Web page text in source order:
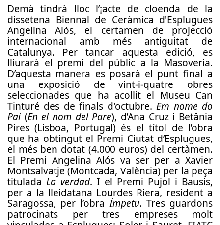
Demà tindrà lloc l’¡acte de cloenda de la
dissetena Biennal de Ceràmica d'Esplugues
Angelina Alós, el certamen de projecció
internacional amb més antiguitat de
Catalunya. Per tancar aquesta edició, es
lliurarà el premi del públic a la Masoveria.
D’aquesta manera es posarà el punt final a
una exposició de vint-i-quatre obres
seleccionades que ha acollit el Museu Can
Tinturé des de finals d'octubre.Em nome do
Pai (En el nom del Pare), d’Ana Cruz i Betânia
Pires (Lisboa, Portugal) és el títol de l’obra
que ha obtingut el Premi Ciutat d’Esplugues,
el més ben dotat (4.000 euros) del certàmen.
El Premi Angelina Alós va ser per a Xavier
Montsalvatje (Montcada, València) per la peça
titulada La verdad. I el Premi Pujol i Bausis,
per a la lleidatana Lourdes Riera, resident a
Saragossa, per l’obraÍmpetu. Tres guardons
patrocinats per tres empreses molt